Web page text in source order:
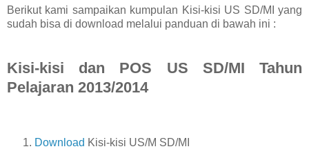
Berikut kami sampaikan kumpulan Kisi-kisi US SD/MI yang
sudah bisa di download melalui panduan di bawah ini :
Kisi-kisi dan POS US SD/MI Tahun
Pelajaran 2013/2014
Download Kisi-kisi US/M SD/MI